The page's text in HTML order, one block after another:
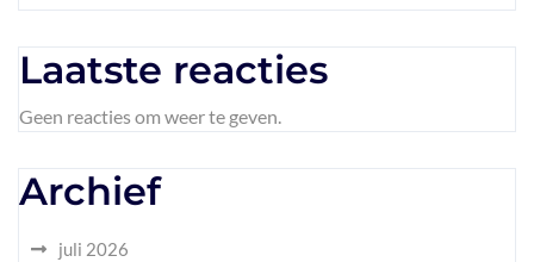
Laatste reacties
Geen reacties om weer te geven.
Archief
juli 2026